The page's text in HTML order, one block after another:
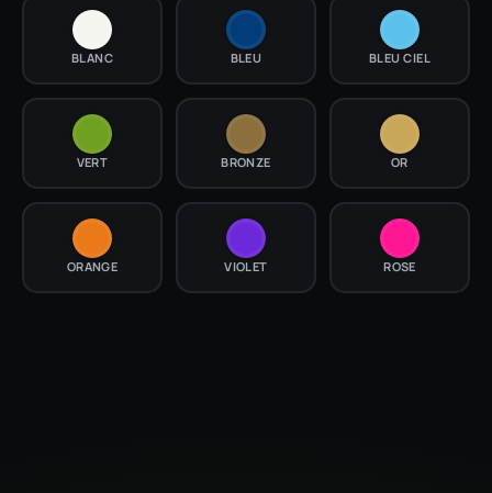
BLANC BLEU BLEU CIEL
VERT BRONZE OR
ORANGE VIOLET ROSE